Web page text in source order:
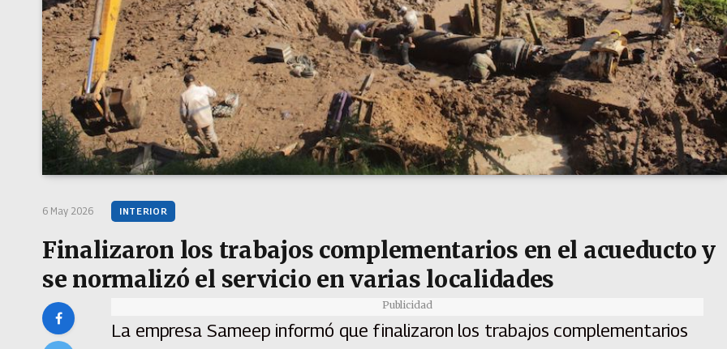
6 May 2026 INTERIOR
Finalizaron los trabajos complementarios en el acueducto y
se normalizó el servicio en varias localidades
Publicidad
La empresa Sameep informó que finalizaron los trabajos complementarios